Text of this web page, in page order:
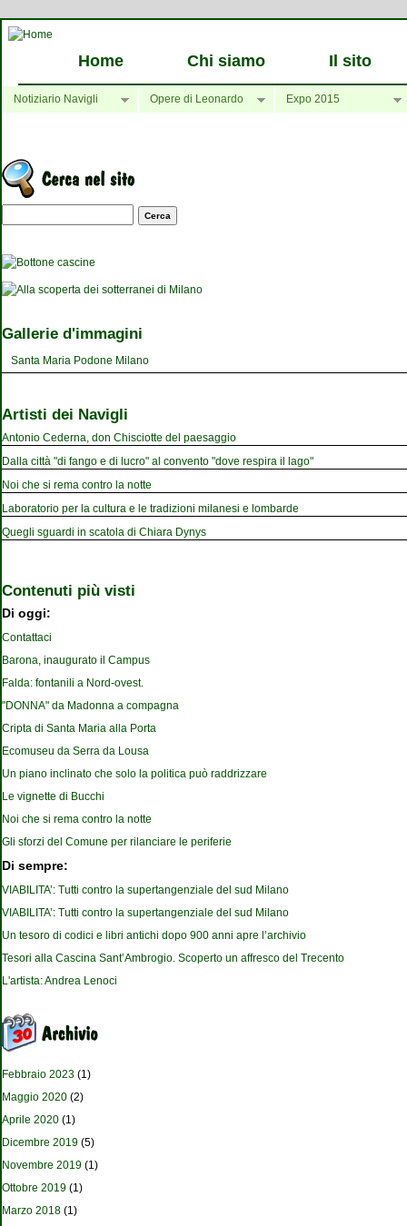
Home Chi siamo Il sito
Notiziario Navigli Opere di Leonardo Expo 2015
Maschera di ricerca
Gallerie d'immagini
Santa Maria Podone Milano
Artisti dei Navigli
Antonio Cederna, don Chisciotte del paesaggio
Dalla città "di fango e di lucro" al convento "dove respira il lago"
Noi che si rema contro la notte
Laboratorio per la cultura e le tradizioni milanesi e lombarde
Quegli sguardi in scatola di Chiara Dynys
Contenuti più visti
Di oggi:
Contattaci
Barona, inaugurato il Campus
Falda: fontanili a Nord-ovest.
"DONNA" da Madonna a compagna
Cripta di Santa Maria alla Porta
Ecomuseu da Serra da Lousa
Un piano inclinato che solo la politica può raddrizzare
Le vignette di Bucchi
Noi che si rema contro la notte
Gli sforzi del Comune per rilanciare le periferie
Di sempre:
VIABILITA’: Tutti contro la supertangenziale del sud Milano
VIABILITA’: Tutti contro la supertangenziale del sud Milano
Un tesoro di codici e libri antichi dopo 900 anni apre l’archivio
Tesori alla Cascina Sant’Ambrogio. Scoperto un affresco del Trecento
L'artista: Andrea Lenoci
Febbraio 2023 (1)
Maggio 2020 (2)
Aprile 2020 (1)
Dicembre 2019 (5)
Novembre 2019 (1)
Ottobre 2019 (1)
Marzo 2018 (1)